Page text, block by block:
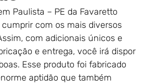
Paulista – PE da Favaretto
com os mais diversos
com adicionais únicos e
e entrega, você irá dispor
Esse produto foi fabricado
aptidão que também